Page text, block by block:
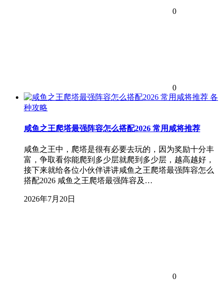
0
0
各
种攻略
咸鱼之王爬塔最强阵容怎么搭配2026 常用咸将推荐
咸鱼之王中，爬塔是很有必要去玩的，因为奖励十分丰
富，争取看你能爬到多少层就爬到多少层，越高越好，
接下来就给各位小伙伴讲讲咸鱼之王爬塔最强阵容怎么
搭配2026 咸鱼之王爬塔最强阵容及…
2026年7月20日
0